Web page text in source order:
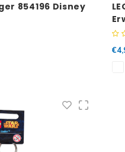
854196 Disney